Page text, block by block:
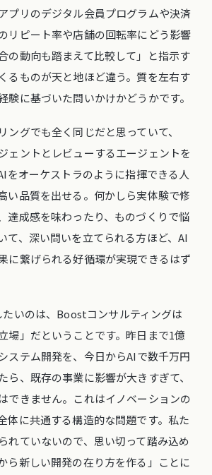
プリのデジタル会員プログラムや決済
リピート率や店舗の回転率にどう影響
の動向も踏まえて比較して」と指示す
るものが天と地ほど違う。質を左右す
験に基づいた問いかけかどうかです。
ングでも全く同じだと思っていて、
ェントとレビューするエージェントを
をオーケストラのように指揮できる人
い品質を出せる。何かしら実体験で修
達成感を味わったり、ものづくりで悩
て、深い問いを立てられる方ほど、AI
に繋げられる好循環が実現できるはず
たいのは、Boostコンサルティングは
場」だということです。昨日まで1億
ステム開発を、今日からAIで数千万円
ら、既存の事業に影響が大きすぎて、
できません。これはイノベーションの
体に共通する構造的な問題です。私た
れていないので、思い切って踏み込め
ら新しい開発の在り方を作る」ことに